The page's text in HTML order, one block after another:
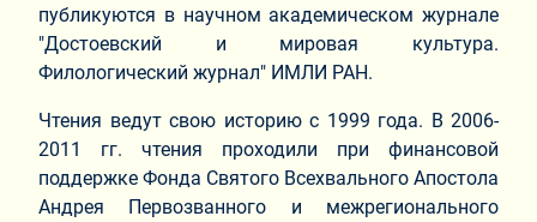
публикуются в научном академическом журнале
"Достоевский и мировая культура.
Филологический журнал" ИМЛИ РАН.
Чтения ведут свою историю с 1999 года. В 2006-
2011 гг. чтения проходили при финансовой
поддержке Фонда Святого Всехвального Апостола
Андрея Первозванного и межрегионального